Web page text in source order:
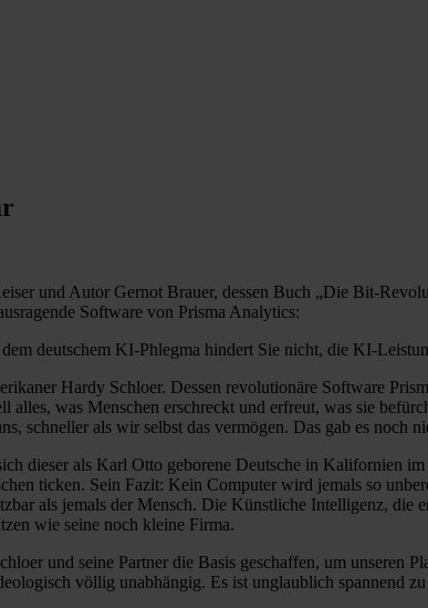
und Autor Gernot Brauer, dessen Buch „Die Bit-
Software von Prisma Analytics:
deutschem KI-Phlegma hindert Sie nicht, die KI-
Hardy Schloer. Dessen revolutionäre Software
alles, was Menschen erschreckt und erfreut, was sie
schneller als wir selbst das vermögen. Das gab es noch
dieser als Karl Otto geborene Deutsche in Kalifornien
ticken. Sein Fazit: Kein Computer wird jemals so
als jemals der Mensch. Die Künstliche Intelligenz,
wie seine noch kleine Firma.
und seine Partner die Basis geschaffen, um
völlig unabhängig. Es ist unglaublich spannend